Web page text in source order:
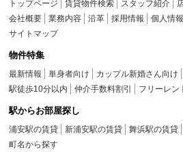
トップページ 賃貸物件検索 スタッフ紹介
会社概要
業務内容 沿革 採用情報
個人情
サイトマップ
物件特集
最新情報 単身者向け カップル新婚さん向け
駅徒歩10分以内
仲介手数料割引 フリーレン
駅からお部屋探し
浦安駅の賃貸 新浦安駅の賃貸 舞浜駅の賃貸
町名から探す